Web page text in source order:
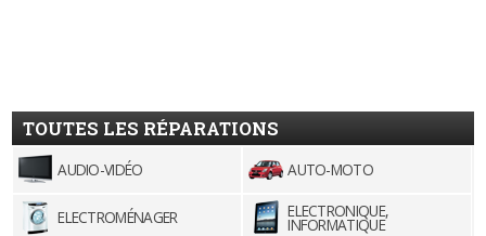
TOUTES LES RÉPARATIONS
AUDIO-VIDÉO AUTO-MOTO
ELECTROMÉNAGER ELECTRONIQUE,
INFORMATIQUE